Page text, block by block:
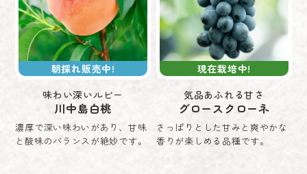
朝採れ販売中!
味わい深いルビー
川中島白桃
濃厚で深い味わいがあり、甘味
と酸味のバランスが絶妙です。
現在栽培中!
気品あふれる甘さ
グロースクローネ
さっぱりとした甘みと爽やかな
香りが楽しめる品種です。